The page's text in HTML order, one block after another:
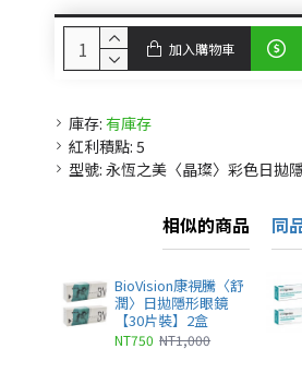
庫存: 有庫存
紅利積點: 5
型號: 永恆之美〈晶璨〉彩色日拋
加入購物車
相似的商品 同
BioVision康視騰〈舒
潤〉日拋隱形眼鏡
【30片裝】2盒
NT750 NT1,000